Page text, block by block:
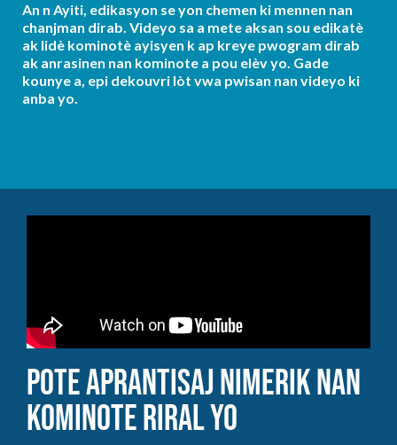
An n Ayiti, edikasyon se yon chemen ki mennen nan
chanjman dirab. Videyo sa a mete aksan sou edikatè
ak lidè kominotè ayisyen k ap kreye pwogram dirab
ak anrasinen nan kominote a pou elèv yo. Gade
kounye a, epi dekouvri lòt vwa pwisan nan videyo ki
anba yo.
Pote Aprantisaj Nimerik nan
Kominote Riral yo